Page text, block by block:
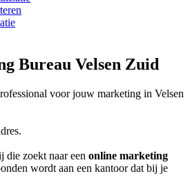
Bureau Velsen Zuid
voor jouw marketing in Velsen
die zoekt naar een online marketing
wordt aan een kantoor dat bij je